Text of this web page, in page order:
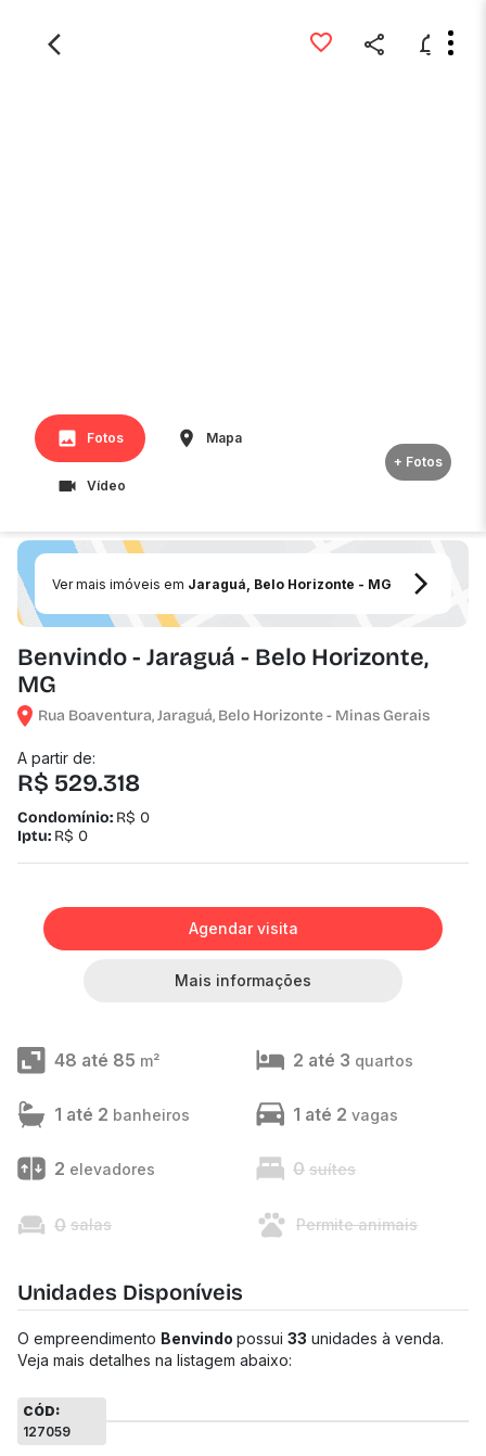
Fotos Mapa
Vídeo
+ Fotos
Ver mais imóveis em Jaraguá, Belo Horizonte - MG
Benvindo - Jaraguá - Belo Horizonte,
MG
Rua Boaventura, Jaraguá, Belo Horizonte - Minas Gerais
A partir de:
R$ 529.318
Condomínio: R$ 0
Iptu: R$ 0
Agendar visita
Mais informações
48 até 85 m² 2 até 3 quartos
1 até 2 banheiros 1 até 2 vagas
2 elevadores 0 suítes
0 salas Permite animais
Unidades Disponíveis
O empreendimento Benvindo possui 33 unidades à venda.
Veja mais detalhes na listagem abaixo:
CÓD:
127059